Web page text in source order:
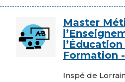
Master
Formation
Composante
Inspé de